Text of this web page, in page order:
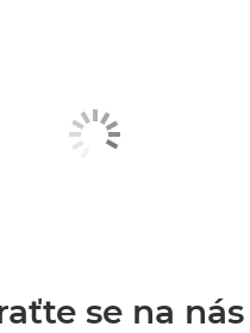
se na nás